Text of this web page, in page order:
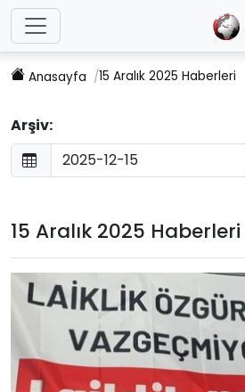
Anasayfa 15 Aralık 2025 Haberleri
Arşiv:
15 Aralık 2025 Haberleri